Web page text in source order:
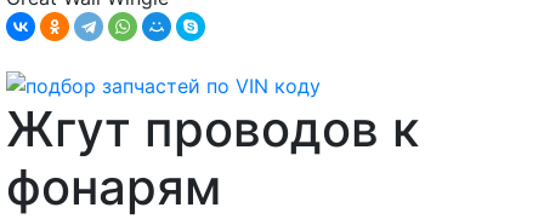
Жгут проводов к
фонарям